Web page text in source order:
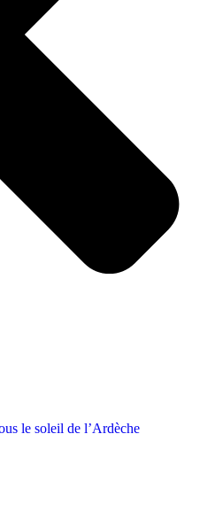
le soleil de l’Ardèche